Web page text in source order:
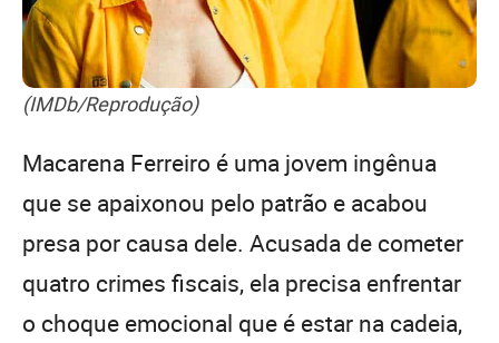
(IMDb/Reprodução)
Macarena Ferreiro é uma jovem ingênua
que se apaixonou pelo patrão e acabou
presa por causa dele. Acusada de cometer
quatro crimes fiscais, ela precisa enfrentar
o choque emocional que é estar na cadeia,